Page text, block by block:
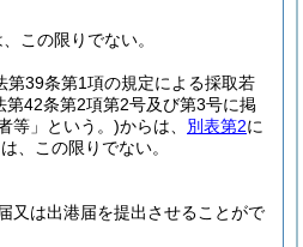
この限りでない。
第39条第1項の規定による採取若
42条第2項第2号及び第3号に掲
等」という。)からは、 別表第2に
、この限りでない。
又は出港届を提出させることがで